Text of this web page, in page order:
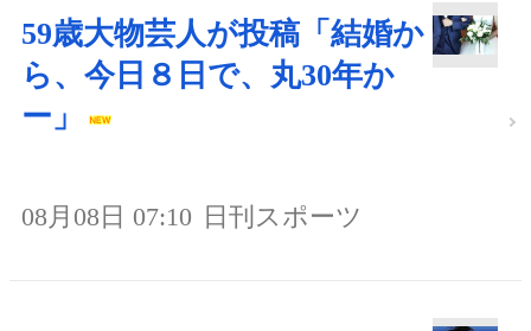
59歳大物芸人が投稿「結婚か
ら、今日８日で、丸30年か
ー」
08月08日 07:10 日刊スポーツ